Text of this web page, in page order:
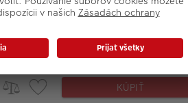
MNOŽSTEVNÉ ZĽAVY na všetky albumy:
10% (2ks), 15% (3ks), 20% (od 4ks)
KÚPIŤ